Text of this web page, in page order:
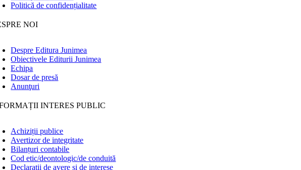
Politică de confidențialitate
NOI
Despre Editura Junimea
Obiectivele Editurii Junimea
Echipa
Dosar de presă
Anunţuri
INTERES PUBLIC
Achiziții publice
Avertizor de integritate
Bilanțuri contabile
Cod etic/deontologic/de conduită
Declarații de avere și de interese